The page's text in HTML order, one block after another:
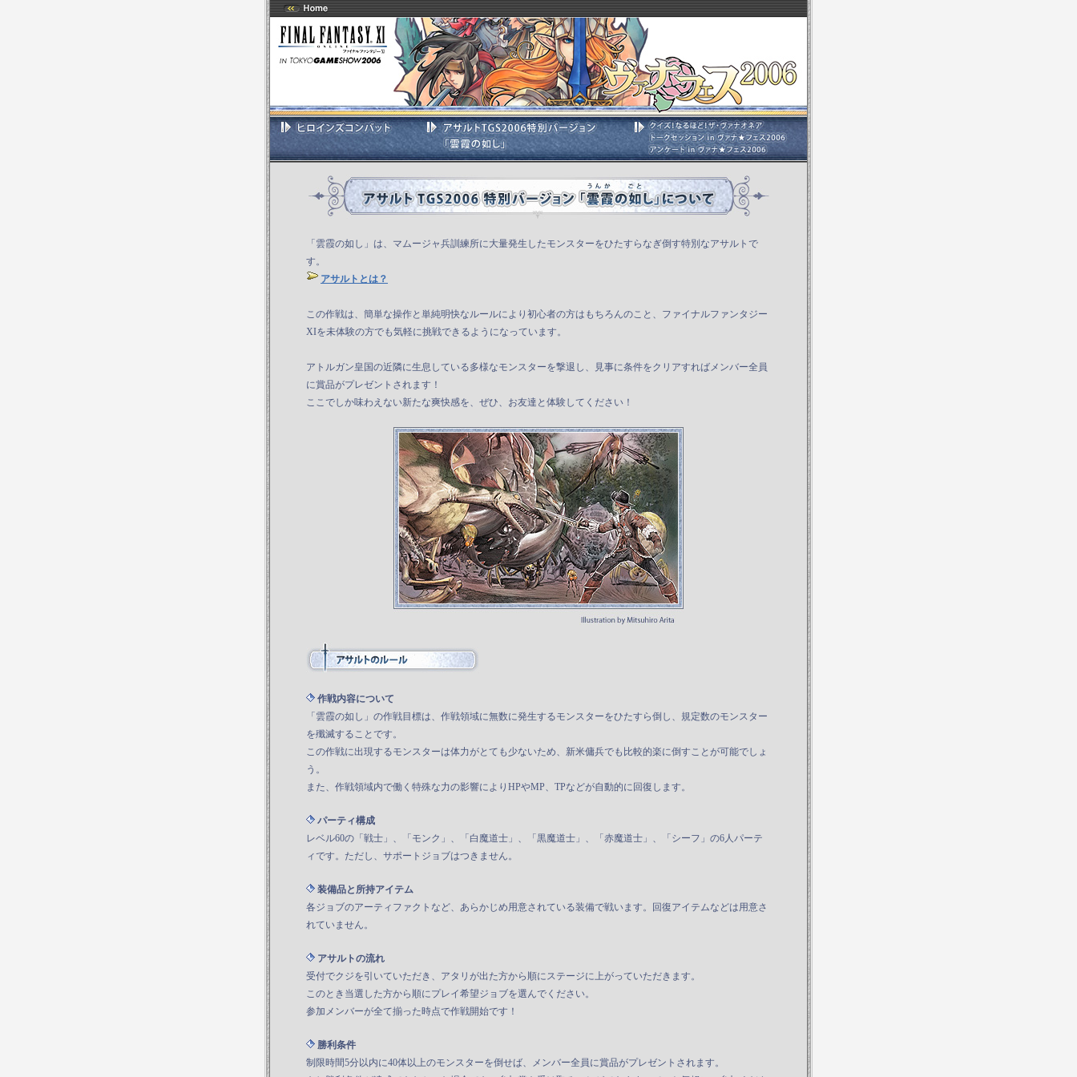
「雲霞の如し」は、マムージャ兵訓練所に大量発生したモンスターをひたすらなぎ倒す特別なアサルトで
す。
アサルトとは？
この作戦は、簡単な操作と単純明快なルールにより初心者の方はもちろんのこと、ファイナルファンタジー
XIを未体験の方でも気軽に挑戦できるようになっています。
アトルガン皇国の近隣に生息している多様なモンスターを撃退し、見事に条件をクリアすればメンバー全員
に賞品がプレゼントされます！
ここでしか味わえない新たな爽快感を、ぜひ、お友達と体験してください！
作戦内容について
「雲霞の如し」の作戦目標は、作戦領域に無数に発生するモンスターをひたすら倒し、規定数のモンスター
を殲滅することです。
この作戦に出現するモンスターは体力がとても少ないため、新米傭兵でも比較的楽に倒すことが可能でしょ
う。
また、作戦領域内で働く特殊な力の影響によりHPやMP、TPなどが自動的に回復します。
パーティ構成
レベル60の「戦士」、「モンク」、「白魔道士」、「黒魔道士」、「赤魔道士」、「シーフ」の6人パーテ
ィです。ただし、サポートジョブはつきません。
装備品と所持アイテム
各ジョブのアーティファクトなど、あらかじめ用意されている装備で戦います。回復アイテムなどは用意さ
れていません。
アサルトの流れ
受付でクジを引いていただき、アタリが出た方から順にステージに上がっていただきます。
このとき当選した方から順にプレイ希望ジョブを選んでください。
参加メンバーが全て揃った時点で作戦開始です！
勝利条件
制限時間5分以内に40体以上のモンスターを倒せば、メンバー全員に賞品がプレゼントされます。